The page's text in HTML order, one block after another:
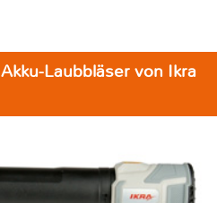
Laubbläser von Ikra